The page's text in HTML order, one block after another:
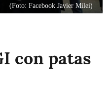
(Foto: Facebook Javier Milei)
con patas